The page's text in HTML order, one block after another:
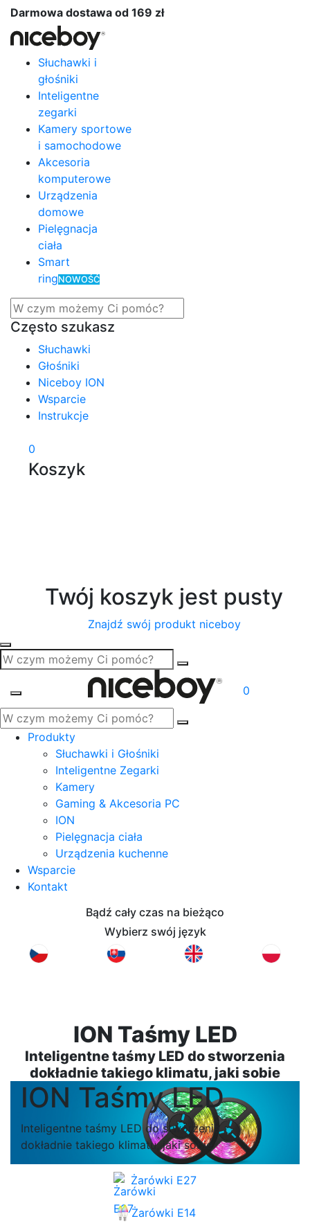
Darmowa dostawa od 169 zł
Słuchawki i
głośniki
Inteligentne
zegarki
Kamery sportowe
i samochodowe
Akcesoria
komputerowe
Urządzenia
domowe
Pielęgnacja
ciała
Smart
ringNOWOŚĆ
Często szukasz
Słuchawki
Głośniki
Niceboy ION
Wsparcie
Instrukcje
0
Koszyk
Twój koszyk jest pusty
Znajdź swój produkt niceboy
0
Produkty
Słuchawki i Głośniki
Inteligentne Zegarki
Kamery
Gaming & Akcesoria PC
ION
Pielęgnacja ciała
Urządzenia kuchenne
Wsparcie
Kontakt
Bądź cały czas na bieżąco
Wybierz swój język
ION Taśmy LED
Inteligentne taśmy LED do stworzenia
dokładnie takiego klimatu, jaki sobie
ION Taśmy LED
Inteligentne taśmy LED do stworzenia
dokładnie takiego klimatu, jaki sobie
Żarówki E27
Żarówki E14